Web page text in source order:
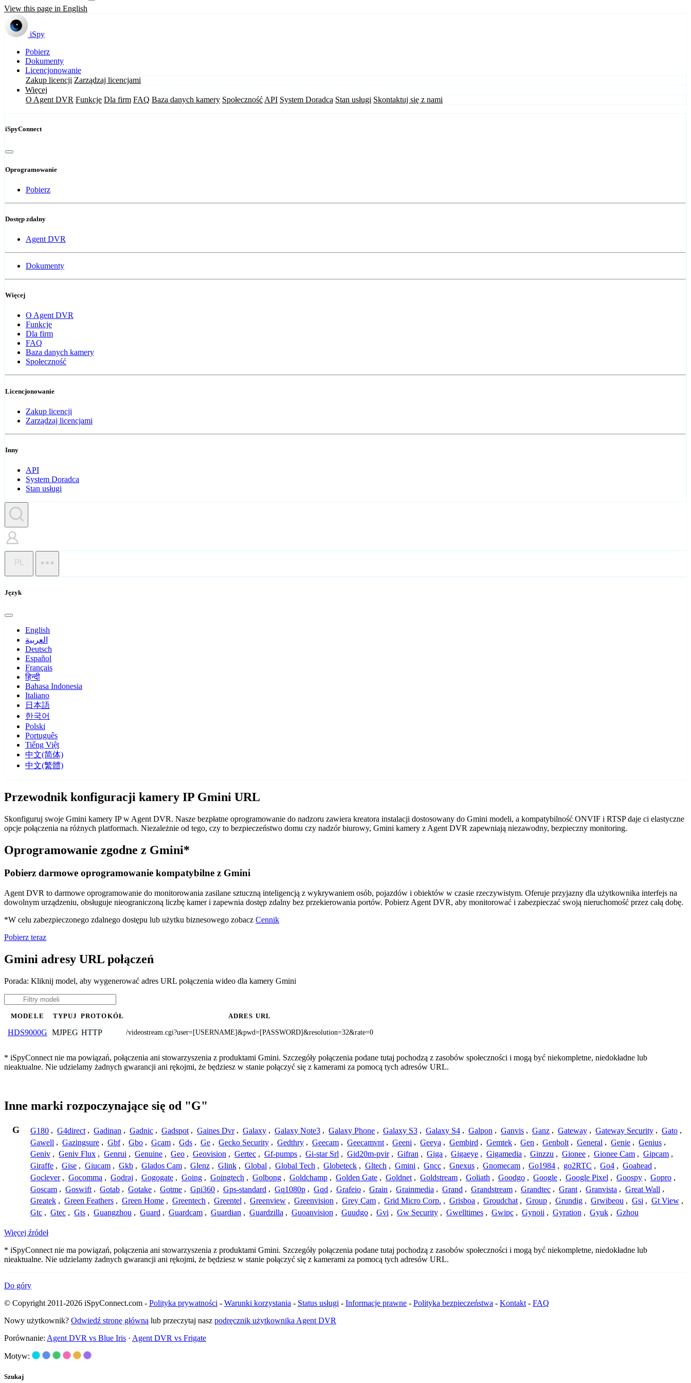
View this page in English
iSpy
Pobierz
Dokumenty
Licencjonowanie
Zakup licencji Zarządzaj licencjami
Więcej
O Agent DVR Funkcje Dla firm FAQ Baza danych kamery Społeczność API System Doradca Stan usługi Skontaktuj się z nami
iSpyConnect
Oprogramowanie
Pobierz
Dostęp zdalny
Agent DVR
Dokumenty
Więcej
O Agent DVR
Funkcje
Dla firm
FAQ
Baza danych kamery
Społeczność
Licencjonowanie
Zakup licencji
Zarządzaj licencjami
Inny
API
System Doradca
Stan usługi
PL
Język
English
العربية
Deutsch
Español
Français
हिन्दी
Bahasa Indonesia
Italiano
日本語
한국어
Polski
Português
Tiếng Việt
中文(简体)
中文(繁體)
Przewodnik konfiguracji kamery IP Gmini URL
Skonfiguruj swoje Gmini kamery IP w Agent DVR. Nasze bezpłatne oprogramowanie do nadzoru zawiera kreatora instalacji dostosowany do Gmini modeli, a kompatybilność ONVIF i RTSP daje ci elastyczne
opcje połączenia na różnych platformach. Niezależnie od tego, czy to bezpieczeństwo domu czy nadzór biurowy, Gmini kamery z Agent DVR zapewniają niezawodny, bezpieczny monitoring.
Oprogramowanie zgodne z Gmini*
Pobierz darmowe oprogramowanie kompatybilne z Gmini
Agent DVR to darmowe oprogramowanie do monitorowania zasilane sztuczną inteligencją z wykrywaniem osób, pojazdów i obiektów w czasie rzeczywistym. Oferuje przyjazny dla użytkownika interfejs na
dowolnym urządzeniu, obsługuje nieograniczoną liczbę kamer i zapewnia dostęp zdalny bez przekierowania portów. Pobierz Agent DVR, aby monitorować i zabezpieczać swoją nieruchomość przez całą dobę.
*W celu zabezpieczonego zdalnego dostępu lub użytku biznesowego zobacz Cennik
Pobierz teraz
Gmini adresy URL połączeń
Porada: Kliknij model, aby wygenerować adres URL połączenia wideo dla kamery Gmini
MODELE TYPUJ PROTOKÓŁ ADRES URL
HDS9000G MJPEG HTTP /videostream.cgi?user=[USERNAME]&pwd=[PASSWORD]&resolution=32&rate=0
* iSpyConnect nie ma powiązań, połączenia ani stowarzyszenia z produktami Gmini. Szczegóły połączenia podane tutaj pochodzą z zasobów społeczności i mogą być niekompletne, niedokładne lub
nieaktualne. Nie udzielamy żadnych gwarancji ani rękojmi, że będziesz w stanie połączyć się z kamerami za pomocą tych adresów URL.
Inne marki rozpoczynające się od "G"
G G180 , G4direct , Gadinan , Gadnic , Gadspot , Gaines Dvr , Galaxy , Galaxy Note3 , Galaxy Phone , Galaxy S3 , Galaxy S4 , Galpon , Ganvis , Ganz , Gateway , Gateway Security , Gato ,
Gawell , Gazingsure , Gbf , Gbo , Gcam , Gds , Ge , Gecko Security , Gedthry , Geecam , Geecamvnt , Geeni , Geeya , Gembird , Gemtek , Gen , Genbolt , General , Genie , Genius ,
Geniv , Geniv Flux , Genrui , Genuine , Geo , Geovision , Gertec , Gf-pumps , Gi-star Srl , Gid20m-pvir , Gifran , Giga , Gigaeye , Gigamedia , Ginzzu , Gionee , Gionee Cam , Gipcam ,
Giraffe , Gise , Giucam , Gkb , Glados Cam , Glenz , Glink , Global , Global Tech , Globeteck , Gltech , Gmini , Gncc , Gnexus , Gnomecam , Go1984 , go2RTC , Go4 , Goahead ,
Goclever , Gocomma , Godraj , Gogogate , Going , Goingtech , Golbong , Goldchamp , Golden Gate , Goldnet , Goldstream , Goliath , Goodgo , Google , Google Pixel , Goospy , Gopro ,
Goscam , Goswift , Gotab , Gotake , Gotme , Gpi360 , Gps-standard , Gq1080p , Gqd , Grafeio , Grain , Grainmedia , Grand , Grandstream , Grandtec , Grant , Granvista , Great Wall ,
Greatek , Green Feathers , Green Home , Greentech , Greentel , Greenview , Greenvision , Grey Cam , Grid Micro Corp. , Grisboa , Groudchat , Group , Grundig , Grwibeou , Gsi , Gt View ,
Gtc , Gtec , Gts , Guangzhou , Guard , Guardcam , Guardian , Guardzilla , Guoanvision , Guudgo , Gvi , Gw Security , Gwelltimes , Gwipc , Gynoii , Gyration , Gyuk , Gzhou
Więcej źródeł
* iSpyConnect nie ma powiązań, połączenia ani stowarzyszenia z produktami Gmini. Szczegóły połączenia podane tutaj pochodzą z zasobów społeczności i mogą być niekompletne, niedokładne lub
nieaktualne. Nie udzielamy żadnych gwarancji ani rękojmi, że będziesz w stanie połączyć się z kamerami za pomocą tych adresów URL.
Do góry
© Copyright 2011-2026 iSpyConnect.com - Polityka prywatności - Warunki korzystania - Status usługi - Informacje prawne - Polityka bezpieczeństwa - Kontakt - FAQ
Nowy użytkownik? Odwiedź stronę główną lub przeczytaj nasz podręcznik użytkownika Agent DVR
Porównanie: Agent DVR vs Blue Iris · Agent DVR vs Frigate
Motyw:
Szukaj